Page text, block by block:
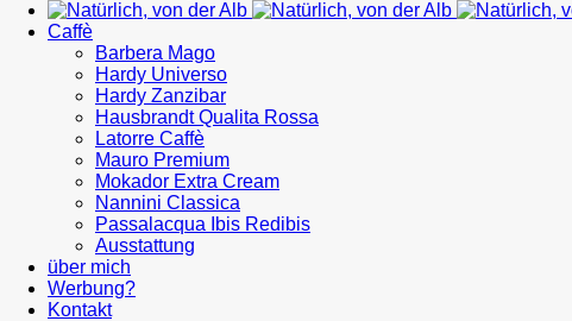
Caffè
Barbera Mago
Hardy Universo
Hardy Zanzibar
Hausbrandt Qualita Rossa
Latorre Caffè
Mauro Premium
Mokador Extra Cream
Nannini Classica
Passalacqua Ibis Redibis
Ausstattung
über mich
Werbung?
Kontakt